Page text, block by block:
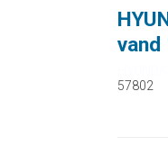
57802